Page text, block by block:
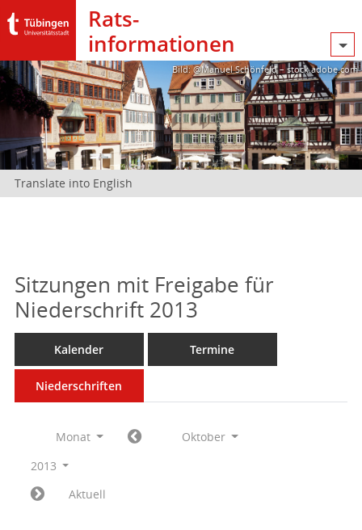
Rats­
informationen
Bild: @Manuel Schönfeld – stock.adobe.com
Translate into English
Sitzungen mit Freigabe für
Niederschrift 2013
Kalender Termine
Niederschriften
Monat
Oktober
2013
Aktuell